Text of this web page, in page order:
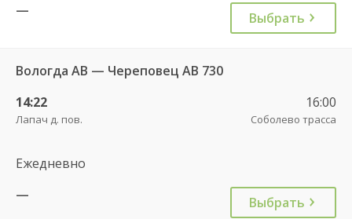
—
Выбрать
Вологда АВ — Череповец АВ 730
14:22
Лапач д. пов.
16:00
Соболево трасса
Ежедневно
—
Выбрать